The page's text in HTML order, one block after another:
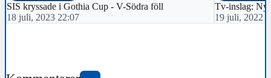
SIS kryssade i Gothia Cup - V-Södra föll
18 juli, 2023 22:07
Tv-inslag: Ny
19 juli, 2022